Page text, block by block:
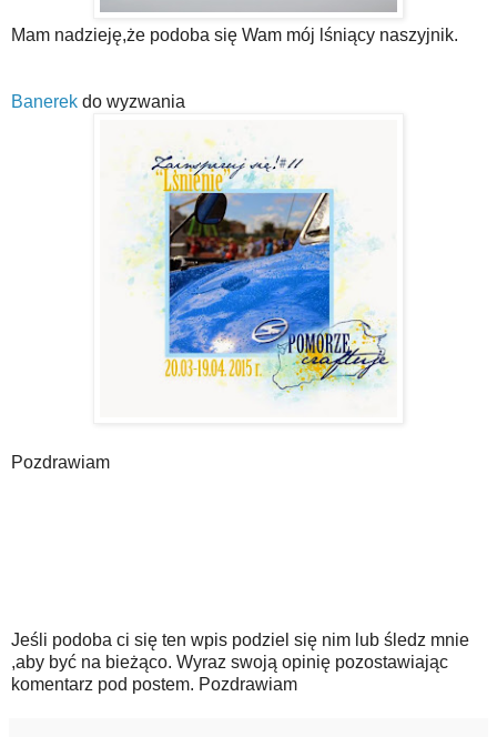
Mam nadzieję,że podoba się Wam mój lśniący naszyjnik.
Banerek do wyzwania
Pozdrawiam
Jeśli podoba ci się ten wpis podziel się nim lub śledz mnie
,aby być na bieżąco. Wyraz swoją opinię pozostawiając
komentarz pod postem. Pozdrawiam